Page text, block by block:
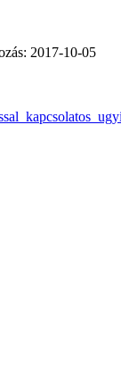
2017-10-05